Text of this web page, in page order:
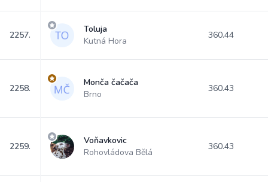
2257.
Toluja
Kutná Hora
360.44
2258.
Monča čačača
Brno
360.43
2259.
Voňavkovic
Rohovládova Bělá
360.43